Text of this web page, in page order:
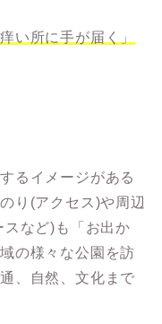
痒い所に手が届く」
るイメージがある
り(アクセス)や周辺
など)も「お出か
の様々な公園を訪
、自然、文化まで